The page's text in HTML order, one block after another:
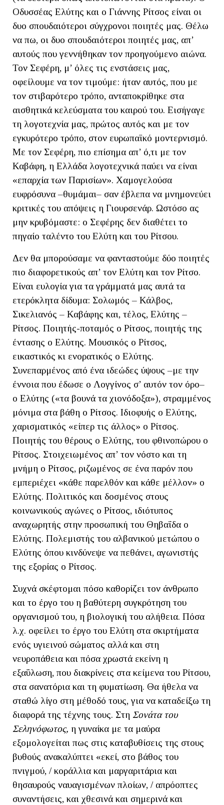
Οδυσσέας Ελύτης και ο Γιάννης Ρίτσος είναι οι
δυο σπουδαιότεροι σύγχρονοι ποιητές μας. Θέλω
να πω, οι δυο σπουδαιότεροι ποιητές μας, απ’
αυτούς που γεννήθηκαν τον προηγούμενο αιώνα.
Τον Σεφέρη, μ’ όλες τις ενστάσεις μας,
οφείλουμε να τον τιμούμε: ήταν αυτός, που με
τον στιβαρότερο τρόπο, ανταποκρίθηκε στα
αισθητικά κελεύσματα του καιρού του. Εισήγαγε
τη λογοτεχνία μας, πρώτος αυτός και με τον
εγκυρότερο τρόπο, στον ευρωπαϊκό μοντερνισμό.
Με τον Σεφέρη, πιο επίσημα απ’ ό,τι με τον
Καβάφη, η Ελλάδα λογοτεχνικά παύει να είναι
«επαρχία των Παρισίων». Χαμογελούσα
ευφρόσυνα –θυμάμαι– σαν έβλεπα να μνημονεύει
κριτικές του απόψεις η Γιουρσενάρ. Ωστόσο ας
μην κρυβόμαστε: ο Σεφέρης δεν διαθέτει το
πηγαίο ταλέντο του Ελύτη και του Ρίτσου.
Δεν θα μπορούσαμε να φανταστούμε δύο ποιητές
πιο διαφορετικούς απ’ τον Ελύτη και τον Ρίτσο.
Είναι ευλογία για τα γράμματά μας αυτά τα
ετερόκλητα δίδυμα: Σολωμός – Κάλβος,
Σικελιανός – Καβάφης και, τέλος, Ελύτης –
Ρίτσος. Ποιητής-ποταμός ο Ρίτσος, ποιητής της
έντασης ο Ελύτης. Μουσικός ο Ρίτσος,
εικαστικός κι ενορατικός ο Ελύτης.
Συνεπαρμένος από ένα ιδεώδες ύψους –με την
έννοια που έδωσε ο Λογγίνος σ’ αυτόν τον όρο–
ο Ελύτης («τα βουνά τα χιονόδοξα»), στραμμένος
μόνιμα στα βάθη ο Ρίτσος. Ιδιοφυής ο Ελύτης,
χαρισματικός «είπερ τις άλλος» ο Ρίτσος.
Ποιητής του θέρους ο Ελύτης, του φθινοπώρου ο
Ρίτσος. Στοιχειωμένος απ’ τον νόστο και τη
μνήμη ο Ρίτσος, ριζωμένος σε ένα παρόν που
εμπεριέχει «κάθε παρελθόν και κάθε μέλλον» ο
Ελύτης. Πολιτικός και δοσμένος στους
κοινωνικούς αγώνες ο Ρίτσος, ιδιότυπος
αναχωρητής στην προσωπική του Θηβαΐδα ο
Ελύτης. Πολεμιστής του αλβανικού μετώπου ο
Ελύτης όπου κινδύνεψε να πεθάνει, αγωνιστής
της εξορίας ο Ρίτσος.
Συχνά σκέφτομαι πόσο καθορίζει τον άνθρωπο
και το έργο του η βαθύτερη συγκρότηση του
οργανισμού του, η βιολογική του αλήθεια. Πόσα
λ.χ. οφείλει το έργο του Ελύτη στα σκιρτήματα
ενός υγιεινού σώματος αλλά και στη
νευροπάθεια και πόσα χρωστά εκείνη η
εξαΰλωση, που διακρίνεις στα κείμενα του Ρίτσου,
στα σανατόρια και τη φυματίωση. Θα ήθελα να
σταθώ λίγο στη μέθοδό τους, για να καταδείξω τη
διαφορά της τέχνης τους. Στη Σονάτα του
Σεληνόφωτος, η γυναίκα με τα μαύρα
εξομολογείται πως στις καταβυθίσεις της στους
βυθούς ανακαλύπτει «εκεί, στο βάθος του
πνιγμού, / κοράλλια και μαργαριτάρια και
θησαυρούς ναυαγισμένων πλοίων, / απρόοπτες
συναντήσεις, και χθεσινά και σημερινά και